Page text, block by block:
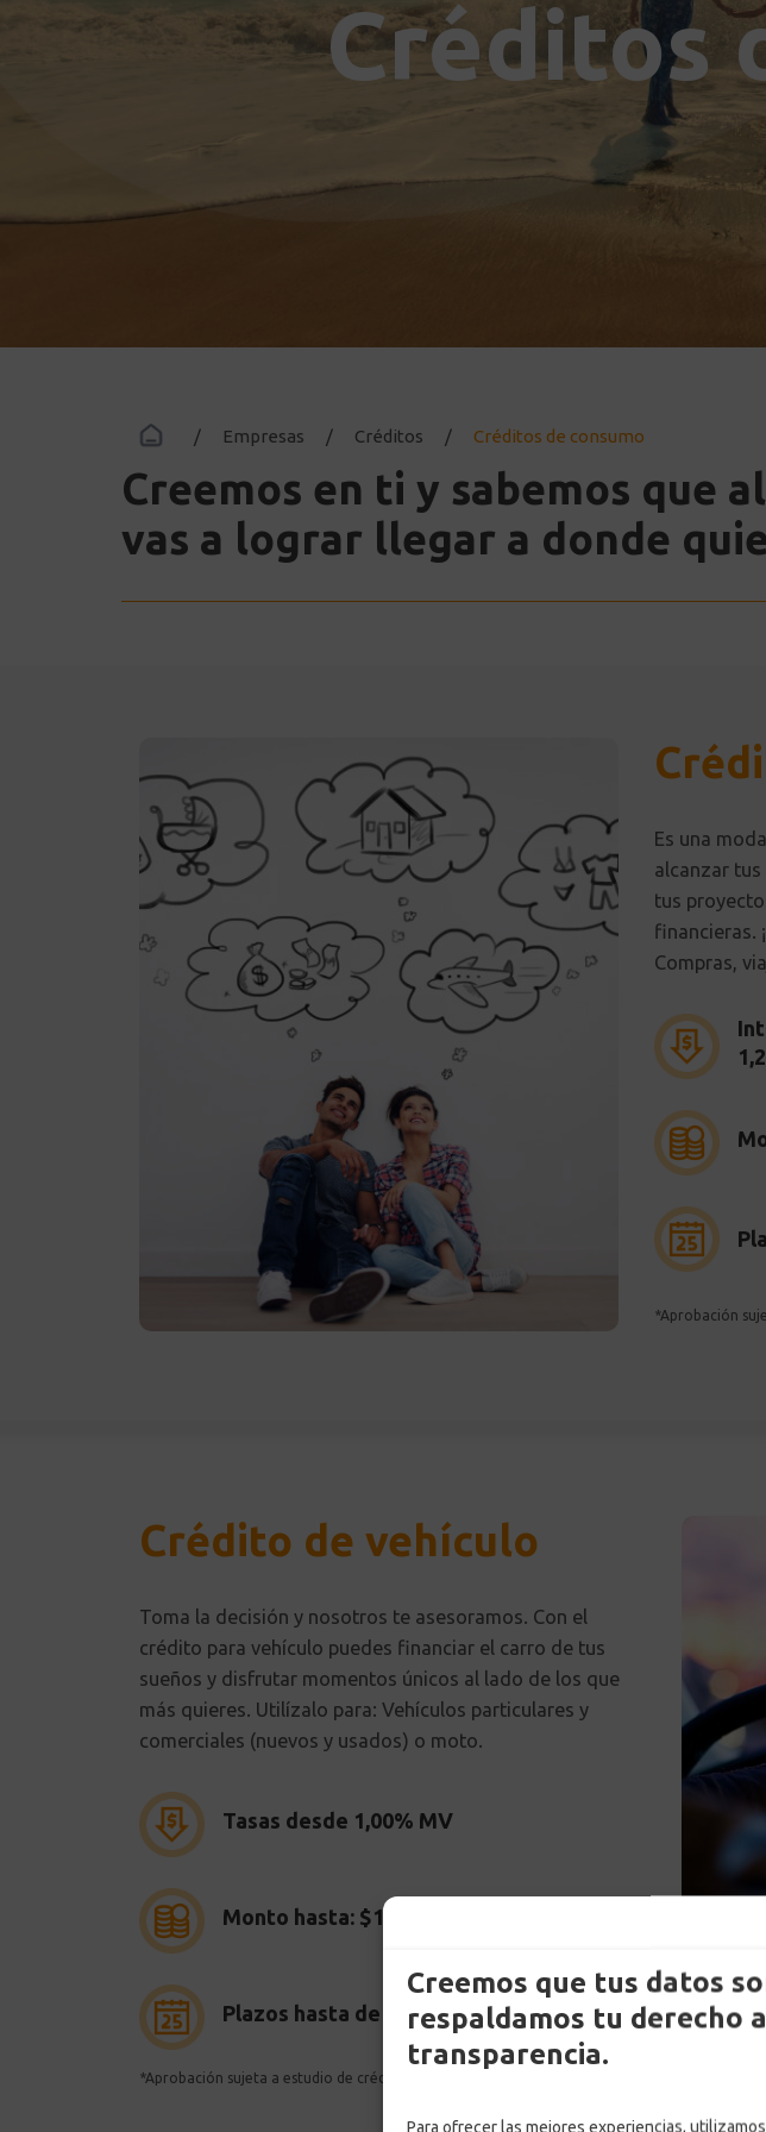
Creemos que tus datos
respaldamos tu derecho
transparencia.
Para ofrecer las mejores experiencias,
Créditos
/ Empresas / Créditos / Créditos de consumo
Creemos en ti y sabemos que
vas a lograr llegar a donde
Es una
alcanzar
tus
financieras.
Compras,
*Aprobación
Crédito de vehículo
Toma la decisión y nosotros te asesoramos. Con el
crédito para vehículo puedes financiar el carro de tus
sueños y disfrutar momentos únicos al lado de los que
más quieres. Utilízalo para: Vehículos particulares y
comerciales (nuevos y usados) o moto.
Tasas desde 1,00% MV
Monto hasta: $185.055.000
Plazos hasta de 7 años
*Aprobación sujeta a estudio de crédito y políticas de Confa.